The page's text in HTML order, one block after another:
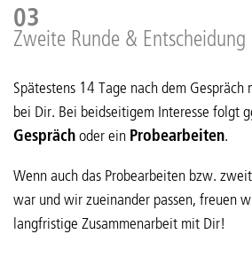
03
Zweite Runde & Entscheidung
Spätestens 14 Tage nach dem
bei Dir. Bei beidseitigem Interesse folgt
Gesprächoder ein Probearbeiten.
Wenn auch das Probearbeiten bzw.
war und wir zueinander passen, freuen
langfristige Zusammenarbeit mit Dir!